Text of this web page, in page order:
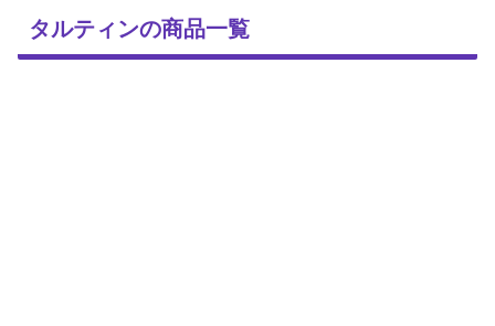
タルティンの商品一覧